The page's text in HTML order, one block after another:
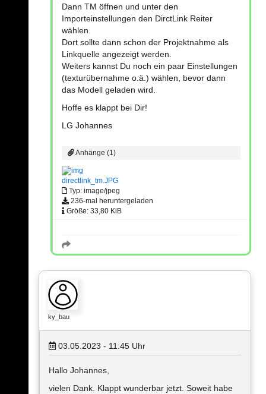
Dann TM öffnen und unter den
Importeinstellungen den DirctLink Reiter
wählen.
Dort sollte dann schon der Projektnahme als
Linkquelle angezeigt werden.
Weiters kannst Du noch ein paar Einstellungen
(texturübernahme o.ä.) wählen, bevor dann
das Modell geladen wird.
Hoffe es klappt bei Dir!
LG Johannes
Anhänge (1)
directlink_tm.JPG
Typ: image/jpeg
236-mal heruntergeladen
Größe: 33,80 KiB
ky_bau
03.05.2023 - 11:45 Uhr
Hallo Johannes,
vielen Dank. Klappt wunderbar jetzt. Soweit habe